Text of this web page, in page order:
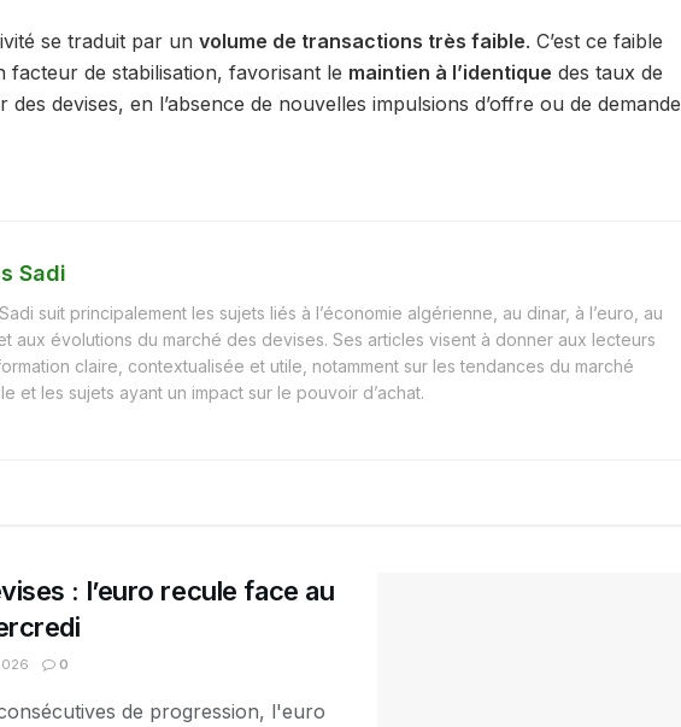
se traduit par un volume de transactions très faible. C’est ce faible
facteur de stabilisation, favorisant le maintien à l’identique des taux de
devises, en l’absence de nouvelles impulsions d’offre ou de demande
Sadi
suit principalement les sujets liés à l’économie algérienne, au dinar, à l’euro, au
aux évolutions du marché des devises. Ses articles visent à donner aux lecteurs
claire, contextualisée et utile, notamment sur les tendances du marché
et les sujets ayant un impact sur le pouvoir d’achat.
: l’euro recule face au
0
de progression, l'euro